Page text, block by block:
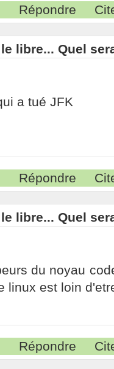
Répondre
libre... Quel
a tué JFK
Répondre
libre... Quel
du noyau
linux est loin
Répondre